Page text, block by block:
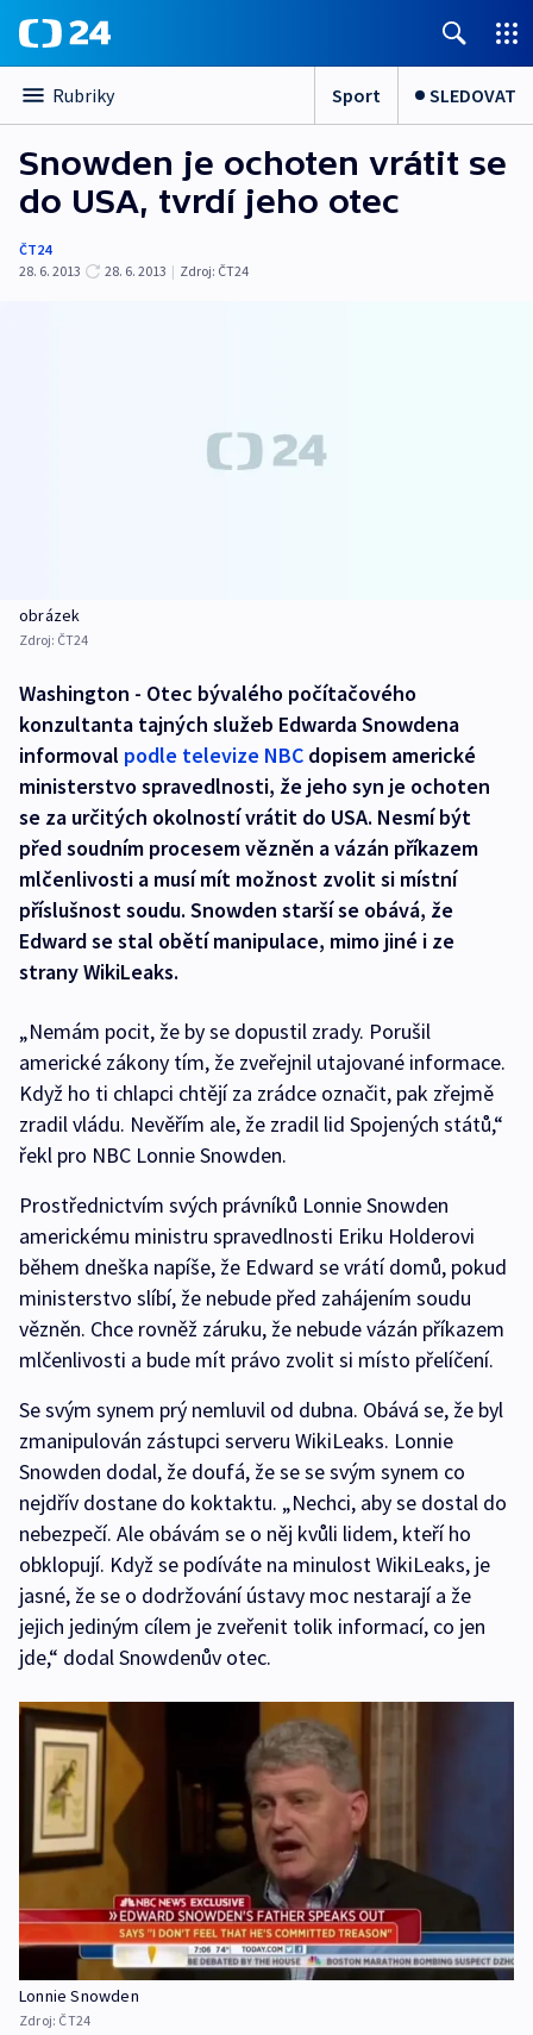
Rubriky Sport SLEDOVAT
Snowden je ochoten vrátit se
do USA, tvrdí jeho otec
ČT24
28. 6. 2013
28. 6. 2013 | Zdroj: ČT24
obrázek
Zdroj: ČT24
Washington - Otec bývalého počítačového
konzultanta tajných služeb Edwarda Snowdena
informoval podle televize NBC dopisem americké
ministerstvo spravedlnosti, že jeho syn je ochoten
se za určitých okolností vrátit do USA. Nesmí být
před soudním procesem vězněn a vázán příkazem
mlčenlivosti a musí mít možnost zvolit si místní
příslušnost soudu. Snowden starší se obává, že
Edward se stal obětí manipulace, mimo jiné i ze
strany WikiLeaks.
„Nemám pocit, že by se dopustil zrady. Porušil
americké zákony tím, že zveřejnil utajované informace.
Když ho ti chlapci chtějí za zrádce označit, pak zřejmě
zradil vládu. Nevěřím ale, že zradil lid Spojených států,“
řekl pro NBC Lonnie Snowden.
Prostřednictvím svých právníků Lonnie Snowden
americkému ministru spravedlnosti Eriku Holderovi
během dneška napíše, že Edward se vrátí domů, pokud
ministerstvo slíbí, že nebude před zahájením soudu
vězněn. Chce rovněž záruku, že nebude vázán příkazem
mlčenlivosti a bude mít právo zvolit si místo přelíčení.
Se svým synem prý nemluvil od dubna. Obává se, že byl
zmanipulován zástupci serveru WikiLeaks. Lonnie
Snowden dodal, že doufá, že se se svým synem co
nejdřív dostane do koktaktu. „Nechci, aby se dostal do
nebezpečí. Ale obávám se o něj kvůli lidem, kteří ho
obklopují. Když se podíváte na minulost WikiLeaks, je
jasné, že se o dodržování ústavy moc nestarají a že
jejich jediným cílem je zveřenit tolik informací, co jen
jde,“ dodal Snowdenův otec.
Lonnie Snowden
Zdroj: ČT24